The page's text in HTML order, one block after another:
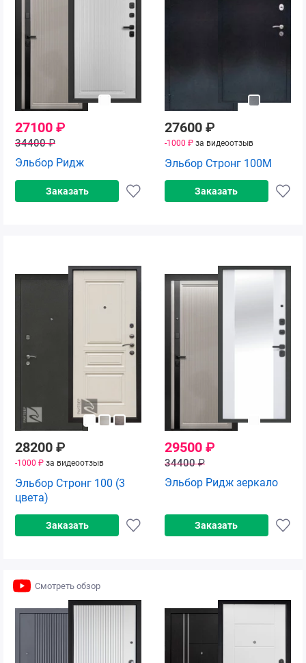
27100 ₽
34400₽
Эльбор Ридж
Заказать
27600 ₽
-1000 ₽ за видеоотзыв
Эльбор Стронг 100М
Заказать
28200 ₽
-1000 ₽ за видеоотзыв
Эльбор Стронг 100 (3
цвета)
Заказать
29500 ₽
34400₽
Эльбор Ридж зеркало
Заказать
Смотреть обзор